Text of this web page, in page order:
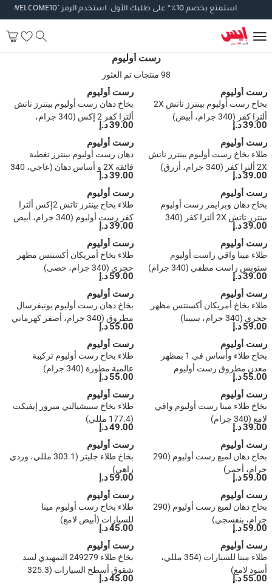
استمتع بخصم10 ٪* على طلبك الأول.استخدم الرمز"WELCOME10".
رست أوليوم
98 منتجات تم العثور
رست أوليوم
بخاخ رست أوليوم بينترز تاتش 2X
ألترا كفر (340 جرام، أبيض)
39.00 د.إ
رست أوليوم
بخاخ دهان رست أوليوم بينترز تاتش
ألترا كفر 2 إكس (340 جرام،
هيرلوم)
39.00 د.إ
رست أوليوم
طلاء بخاخ رست أوليوم بينترز تاتش
2X ألترا كفر (340 جرام، أزرق)
39.00 د.إ
رست أوليوم
دهان رست أوليوم بينترز تغطية
فائقة 2X و أساس دهان (عاجي، 340
جرام)
39.00 د.إ
رست أوليوم
بخاخ دهان وبرايمر رست أوليوم
بينترز تاتش 2X ألترا كفر (340
جرام، بني لامع)
39.00 د.إ
رست أوليوم
طلاء بخاخ بينترز تاتش 2إكس ألترا
كفر رست أوليوم (340 جرام، أبيض
مُطفأ)
39.00 د.إ
رست أوليوم
طلاء مينا واقي راست أوليوم
ستوبس راست مطفي (340 جرام)
39.00 د.إ
رست أوليوم
طلاء بخاخ أمريكان أكسنتس مظهر
حجري (340 جرام، حصى)
59.00 د.إ
رست أوليوم
طلاء بخاخ أمريكان أكسنتس مظهر
حجري (340 جرام، سيينا)
59.00 د.إ
رست أوليوم
بخاخ دهان رست أوليوم يونيفرسال
مطروق (340 جرام، أصفر كهرماني
مصقول)
55.00 د.إ
رست أوليوم
بخاخ طلاء وأساس في 1 بمظهر
معدن مطروق رست أوليوم
يونيفرسال (340 جم، أبيض)
55.00 د.إ
رست أوليوم
طلاء بخاخ رست أوليوم تركيبة
عالمية مطورة (340 جرام)
55.00 د.إ
رست أوليوم
بخاخ طلاء مينا رست أوليوم واقي
لامع (340 جرام)
39.00 د.إ
رست أوليوم
طلاء بخاخ سبيشيالتي ميرور إيفيكت
(177.4 مللي)
49.00 د.إ
رست أوليوم
بخاخ دهان لميع رست أوليوم (290
جرام، أحمر)
59.00 د.إ
رست أوليوم
بخاخ طلاء جليتر (303.1 مللي، وردي
زاهي)
59.00 د.إ
رست أوليوم
بخاخ دهان لميع رست أوليوم (290
جرام، بنفسجي)
59.00 د.إ
رست أوليوم
طلاء بخاخ رست أوليوم مينا
للسيارات (أبيض لامع)
45.00 د.إ
رست أوليوم
طلاء مينا للسيارات (354 مللي،
أسود لامع)
55.00 د.إ
رست أوليوم
بخاخ طلاء 249279 التمهيدي لسد
شقوق أسطح السيارات (325.3
مللي، رمادي)
45.00 د.إ